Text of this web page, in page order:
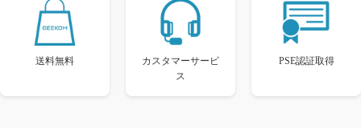
送料無料
カスタマーサービ
ス
PSE認証取得